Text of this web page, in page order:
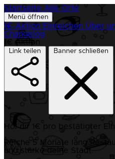
Startseite Alle Orte
Menü öffnen
1€-Aktion Einreichen Über
Changelog
1€ Aktion
Link teilen Banner schließen
Hol dir 1€ pro bestätigter
Reiche 5 Monate lang
und stärke deine Stadt.